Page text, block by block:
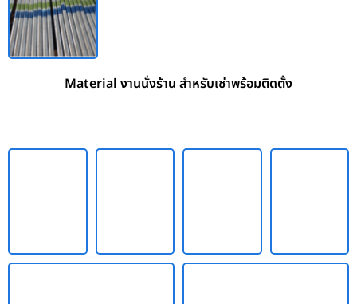
Material งานนั่งร้าน สำหรับเช่าพร้อมติดตั้ง